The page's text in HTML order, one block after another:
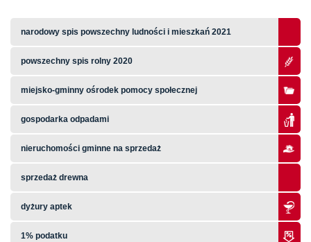
narodowy spis powszechny ludności i mieszkań 2021
powszechny spis rolny 2020
miejsko-gminny ośrodek pomocy społecznej
gospodarka odpadami
nieruchomości gminne na sprzedaż
sprzedaż drewna
dyżury aptek
1% podatku